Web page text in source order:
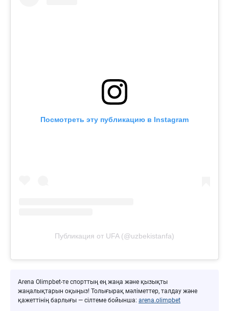
Посмотреть эту публикацию в Instagram
Публикация от UFA (@uzbekistanfa)
Arena Olimpbet-те спорттың ең жаңа және қызықты
жаңалықтарын оқыңыз! Толығырақ мәліметтер, талдау және
қажеттінің барлығы — сілтеме бойынша: arena.olimpbet